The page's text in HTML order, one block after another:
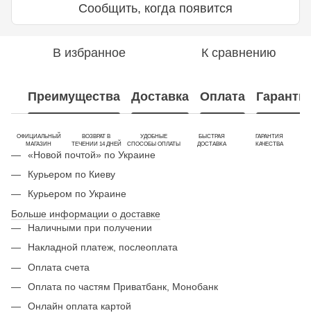
Сообщить, когда появится
В избранное К сравнению
Преимущества Доставка Оплата
ОФИЦИАЛЬНЫЙ
МАГАЗИН
ВОЗВРАТ В
ТЕЧЕНИИ 14 ДНЕЙ
УДОБНЫЕ
СПОСОБЫ ОПЛАТЫ
БЫСТРАЯ
ДОСТАВКА
ГАРАНТИЯ
КАЧЕСТВА
«Новой почтой» по Украине
Курьером по Киеву
Курьером по Украине
Больше информации о доставке
Наличными при получении
Накладной платеж, послеоплата
Оплата счета
Оплата по частям Приватбанк, Монобанк
Онлайн оплата картой